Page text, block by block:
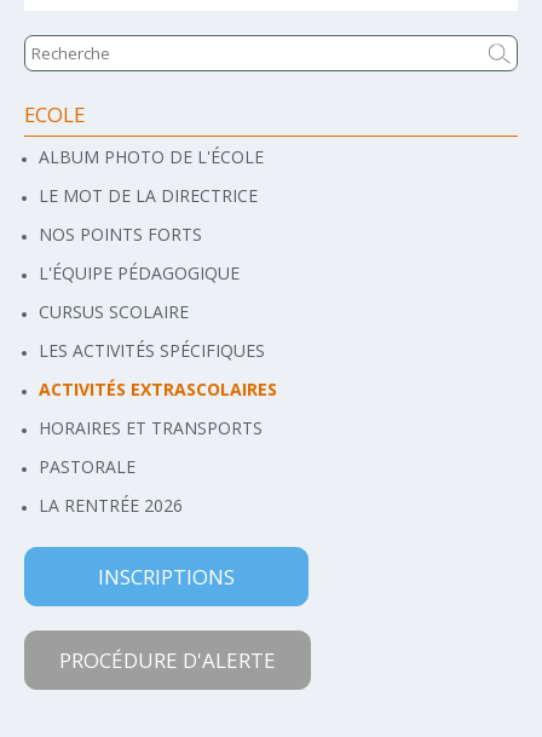
Navigation
ECOLE
ALBUM PHOTO DE L'ÉCOLE
LE MOT DE LA DIRECTRICE
NOS POINTS FORTS
L'ÉQUIPE PÉDAGOGIQUE
CURSUS SCOLAIRE
LES ACTIVITÉS SPÉCIFIQUES
ACTIVITÉS EXTRASCOLAIRES
HORAIRES ET TRANSPORTS
PASTORALE
LA RENTRÉE 2026
INSCRIPTIONS
PROCÉDURE D'ALERTE